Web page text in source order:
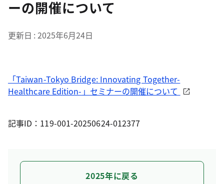
ーの開催について
更新日 2025年6月24日
「Taiwan-Tokyo Bridge: Innovating Together-
Healthcare Edition-」セミナーの開催について
記事ID：119-001-20250624-012377
2025年に戻る